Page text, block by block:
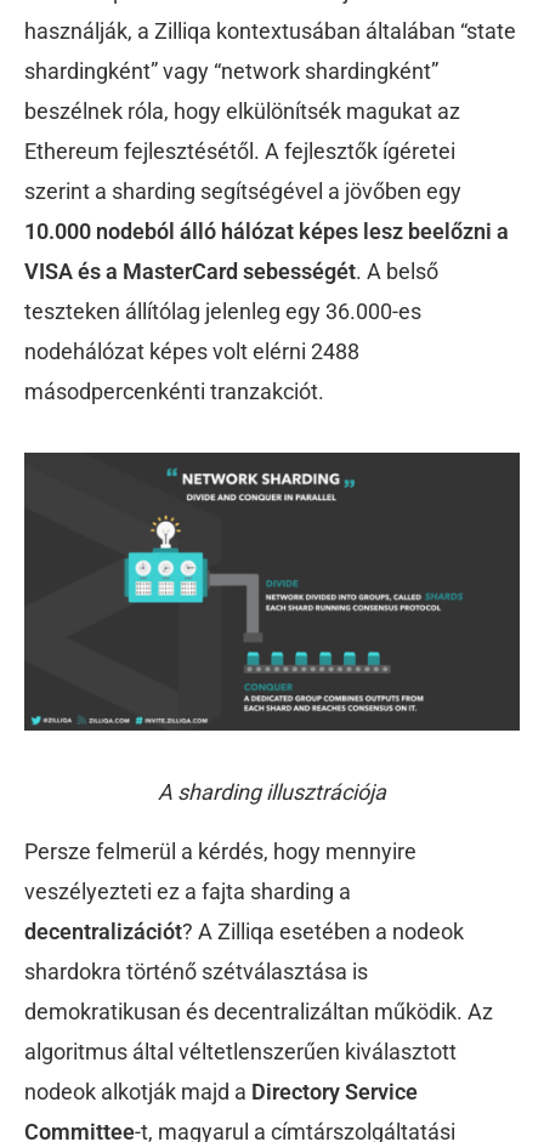
használják, a Zilliqa kontextusában általában “state
shardingként” vagy “network shardingként”
beszélnek róla, hogy elkülönítsék magukat az
Ethereum fejlesztésétől. A fejlesztők ígéretei
szerint a sharding segítségével a jövőben egy
10.000 nodeból álló hálózat képes lesz beelőzni a
VISA és a MasterCard sebességét. A belső
teszteken állítólag jelenleg egy 36.000-es
nodehálózat képes volt elérni 2488
másodpercenkénti tranzakciót.
A sharding illusztrációja
Persze felmerül a kérdés, hogy mennyire
veszélyezteti ez a fajta sharding a
decentralizációt? A Zilliqa esetében a nodeok
shardokra történő szétválasztása is
demokratikusan és decentralizáltan működik. Az
algoritmus által véltetlenszerűen kiválasztott
nodeok alkotják majd a Directory Service
Committee-t, magyarul a címtárszolgáltatási